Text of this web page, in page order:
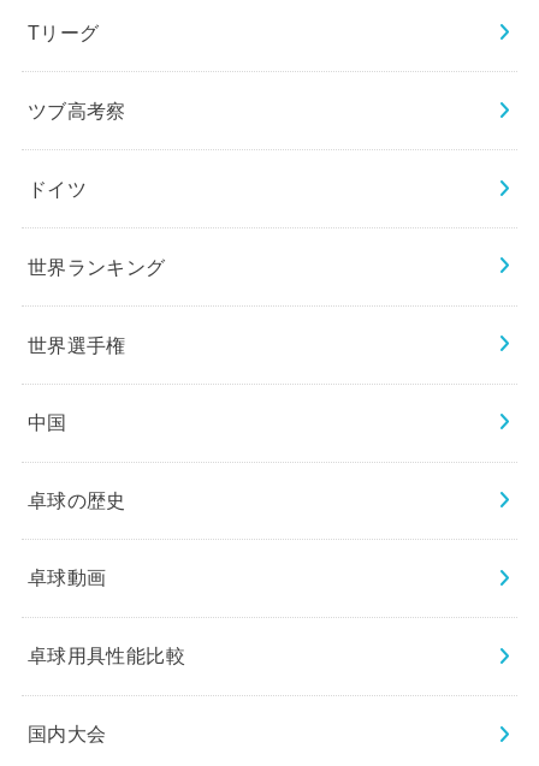
Tリーグ
ツブ高考察
ドイツ
世界ランキング
世界選手権
中国
卓球の歴史
卓球動画
卓球用具性能比較
国内大会